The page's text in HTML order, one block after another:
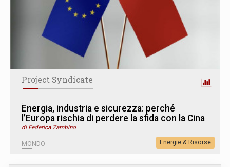
Project Syndicate
Energia, industria e sicurezza: perché
l’Europa rischia di perdere la sfida con la Cina
di Federica Zambino
MONDO Energie & Risorse